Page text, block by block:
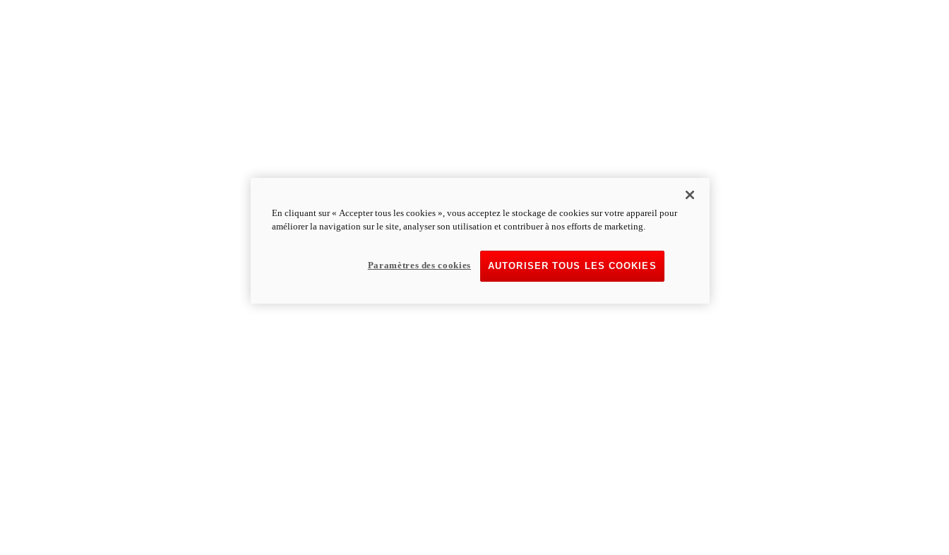
En cliquant sur « Accepter tous les cookies », vous acceptez le stockage de cookies sur votre appareil pour
améliorer la navigation sur le site, analyser son utilisation et contribuer à nos efforts de marketing.
AUTORISER TOUS LES COOKIES
Paramètres des cookies